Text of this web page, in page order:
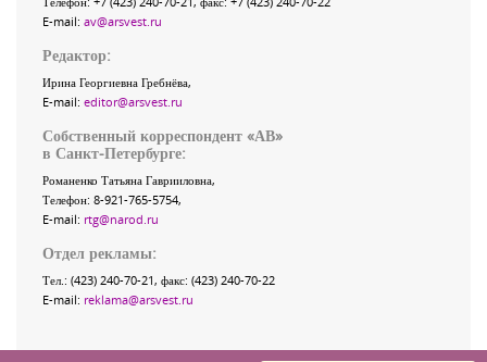
E-mail: av@arsvest.ru
Редактор:
Ирина Георгиевна Гребнёва,
E-mail: editor@arsvest.ru
Собственный корреспондент «АВ»
в Санкт-Петербурге:
Романенко Татьяна Гаврииловна,
Телефон: 8-921-765-5754,
E-mail: rtg@narod.ru
Отдел рекламы:
Тел.: (423) 240-70-21, факс: (423) 240-70-22
E-mail: reklama@arsvest.ru